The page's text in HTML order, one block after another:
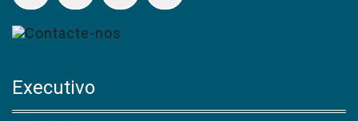
Executivo